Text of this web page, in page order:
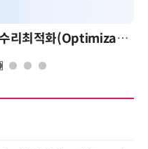
AI 시대의 의사결정을 바꾸는 수리최적화(Optimization): 실제 산업 적용 사례와 활용 전략